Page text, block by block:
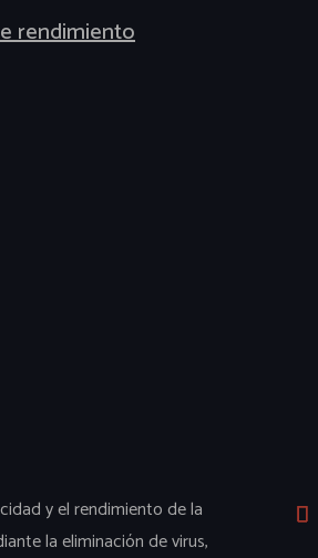
rendimiento
y el rendimiento de la
la eliminación de virus,